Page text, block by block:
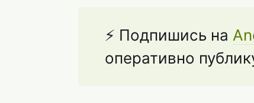
⚡ Подпишись на
оперативно